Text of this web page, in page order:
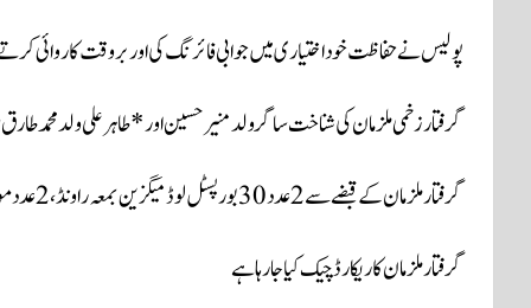
پولیس نے حفاظت خود اختیاری میں جوابی فائرنگ کی اور بروقت کاروائی کرتے ہوئے 2 ملزمان کو زخمی حالت میں
گرفتار زخمی ملزمان کی شناخت ساگر ولد منیر حسین اور *طاہر علی ولد محمد
گرفتار ملزمان کے قبضے سے 2 عدد 30 بور پسٹل لوڈ میگزین بمعہ راونڈ، 2 عدد موبائل فون، ہینڈ بیگ، شناختی کارڈ اور موٹرسائیکل برامد ہوئی
گرفتار ملزمان کا ریکارڈ چیک کیا جارہا ہے